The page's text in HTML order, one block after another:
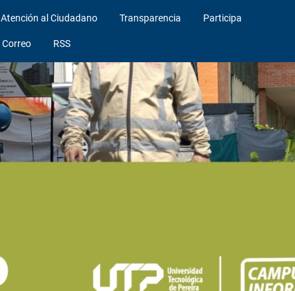
Atención al Ciudadano Transparencia Participa
Correo RSS